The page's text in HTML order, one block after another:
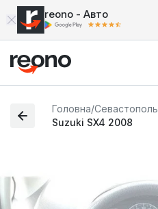
reono - Авто
Головна/Севастополь
Suzuki SX4 2008